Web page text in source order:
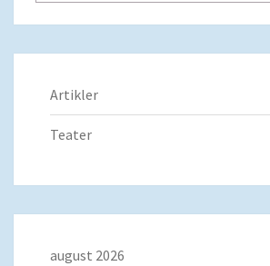
Artikler
Teater
august 2026